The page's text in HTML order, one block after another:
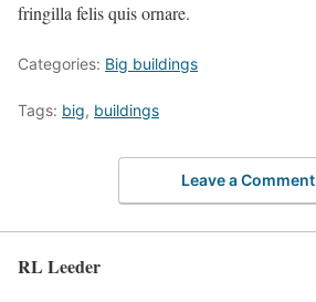
fringilla felis quis ornare.
Categories: Big buildings
Tags: big, buildings
Leave a Comment
RL Leeder